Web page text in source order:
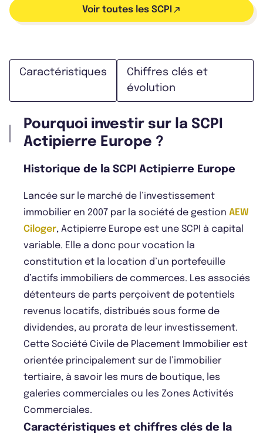
Voir toutes les SCPI
Caractéristiques
Chiffres clés et
évolution
Pourquoi investir sur la SCPI
Actipierre Europe ?
Historique de la SCPI Actipierre Europe
Lancée sur le marché de l’investissement
immobilier en 2007 par la société de gestion AEW
Ciloger, Actipierre Europe est une SCPI à capital
variable. Elle a donc pour vocation la
constitution et la location d’un portefeuille
d’actifs immobiliers de commerces. Les associés
détenteurs de parts perçoivent de potentiels
revenus locatifs, distribués sous forme de
dividendes, au prorata de leur investissement.
Cette Société Civile de Placement Immobilier est
orientée principalement sur de l’immobilier
tertiaire, à savoir les murs de boutique, les
galeries commerciales ou les Zones Activités
Commerciales.
Caractéristiques et chiffres clés de la